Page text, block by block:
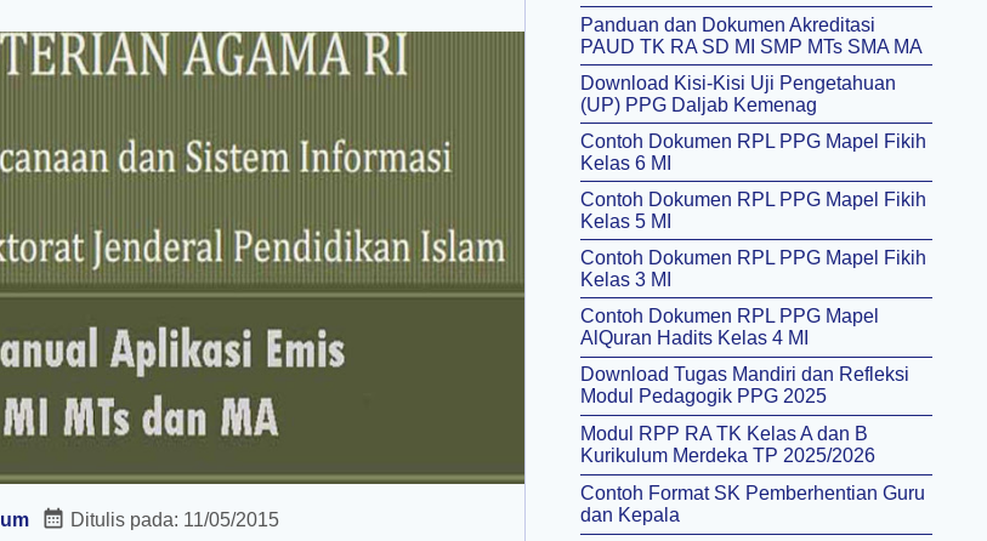
Ditulis pada: 11/05/2015
Panduan dan Dokumen Akreditasi
PAUD TK RA SD MI SMP MTs SMA MA
Download Kisi-Kisi Uji Pengetahuan
(UP) PPG Daljab Kemenag
Contoh Dokumen RPL PPG Mapel Fikih
Kelas 6 MI
Contoh Dokumen RPL PPG Mapel Fikih
Kelas 5 MI
Contoh Dokumen RPL PPG Mapel Fikih
Kelas 3 MI
Contoh Dokumen RPL PPG Mapel
AlQuran Hadits Kelas 4 MI
Download Tugas Mandiri dan Refleksi
Modul Pedagogik PPG 2025
Modul RPP RA TK Kelas A dan B
Kurikulum Merdeka TP 2025/2026
Contoh Format SK Pemberhentian Guru
dan Kepala